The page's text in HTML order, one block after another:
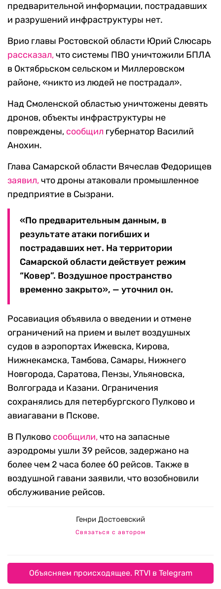
предварительной информации, пострадавших
и разрушений инфраструктуры нет.
Врио главы Ростовской области Юрий Слюсарь
рассказал,что системы ПВО уничтожили БПЛА
в Октябрьском сельском и Миллеровском
районе, «никто из людей не пострадал».
Над Смоленской областью уничтожены девять
дронов, объекты инфраструктуры не
повреждены, сообщил губернатор Василий
Анохин.
Глава Самарской области Вячеслав Федорищев
заявил,что дроны атаковали промышленное
предприятие в Сызрани.
«По предварительным данным, в
результате атаки погибших и
пострадавших нет. На территории
Самарской области действует режим
“Ковер”. Воздушное пространство
временно закрыто», — уточнил он.
Росавиация объявила о введении и отмене
ограничений на прием и вылет воздушных
судов в аэропортах Ижевска, Кирова,
Нижнекамска, Тамбова, Самары, Нижнего
Новгорода, Саратова, Пензы, Ульяновска,
Волгограда и Казани. Ограничения
сохранялись для петербургского Пулково и
авиагавани в Пскове.
В Пулково сообщили,что на запасные
аэродромы ушли 39 рейсов, задержано на
более чем 2 часа более 60 рейсов. Также в
воздушной гавани заявили, что возобновили
обслуживание рейсов.
Генри Достоевский
Связаться с автором
Объясняем происходящее. RTVI в Telegram